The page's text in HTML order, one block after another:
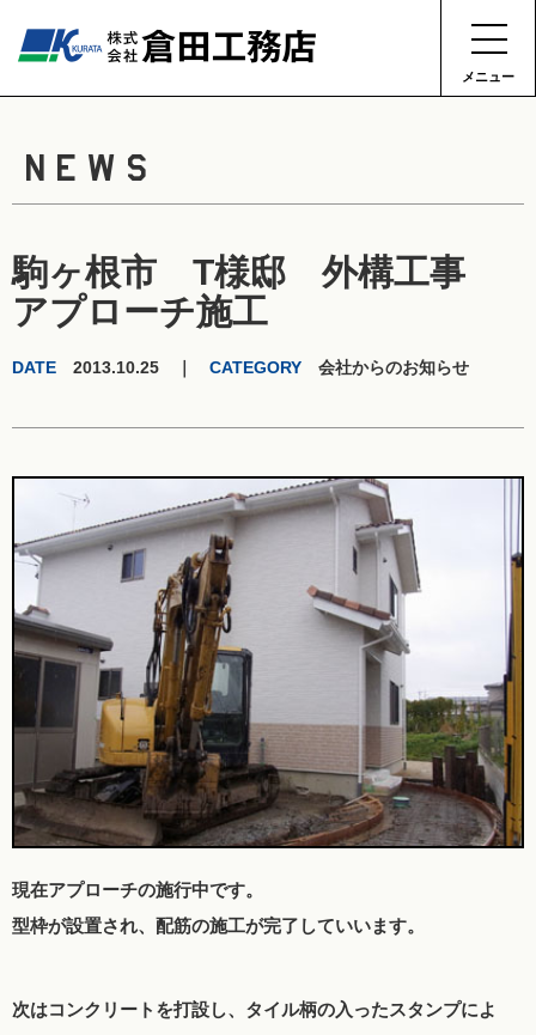
メニュー
NEWS
駒ヶ根市 T様邸 外構工事
アプローチ施工
DATE 2013.10.25 ｜ CATEGORY 会社からのお知らせ
現在アプローチの施行中です。
型枠が設置され、配筋の施工が完了していいます。
次はコンクリートを打設し、タイル柄の入ったスタンプによ